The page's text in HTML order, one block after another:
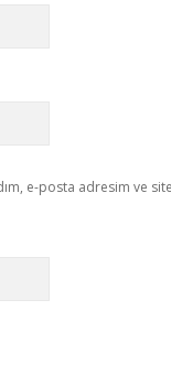
e-posta adresim ve